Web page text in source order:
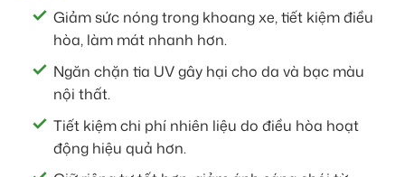
Giảm sức nóng trong khoang xe, tiết kiệm điều
hòa, làm mát nhanh hơn.
Ngăn chặn tia UV gây hại cho da và bạc màu
nội thất.
Tiết kiệm chi phí nhiên liệu do điều hòa hoạt
động hiệu quả hơn.